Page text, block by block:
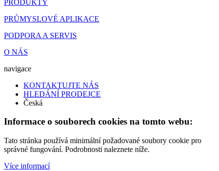
PRODUKTY
PRŮMYSLOVÉ APLIKACE
PODPORA A SERVIS
O NÁS
navigace
KONTAKTUJTE NÁS
HLEDÁNÍ PRODEJCE
Česká
Informace o souborech cookies na tomto webu:
Tato stránka používá minimální požadované soubory cookie pro
správné fungování. Podrobnosti naleznete níže.
Více informací